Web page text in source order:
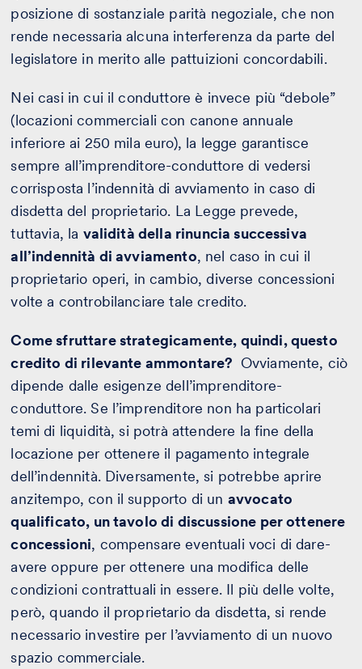
posizione di sostanziale parità negoziale, che non
rende necessaria alcuna interferenza da parte del
legislatore in merito alle pattuizioni concordabili.
Nei casi in cui il conduttore è invece più “debole”
(locazioni commerciali con canone annuale
inferiore ai 250 mila euro), la legge garantisce
sempre all’imprenditore-conduttore di vedersi
corrisposta l’indennità di avviamento in caso di
disdetta del proprietario. La Legge prevede,
tuttavia, la validità della rinuncia successiva
all’indennità di avviamento, nel caso in cui il
proprietario operi, in cambio, diverse concessioni
volte a controbilanciare tale credito.
Come sfruttare strategicamente, quindi, questo
credito di rilevante ammontare? Ovviamente, ciò
dipende dalle esigenze dell’imprenditore-
conduttore. Se l’imprenditore non ha particolari
temi di liquidità, si potrà attendere la fine della
locazione per ottenere il pagamento integrale
dell’indennità. Diversamente, si potrebbe aprire
anzitempo, con il supporto di un avvocato
qualificato, un tavolo di discussione per ottenere
concessioni, compensare eventuali voci di dare-
avere oppure per ottenere una modifica delle
condizioni contrattuali in essere. Il più delle volte,
però, quando il proprietario da disdetta, si rende
necessario investire per l’avviamento di un nuovo
spazio commerciale.